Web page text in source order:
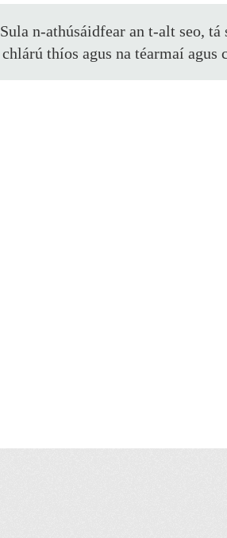
Sula n-athúsáidfear an t-alt seo, tá
chlárú thíos agus na téarmaí agus